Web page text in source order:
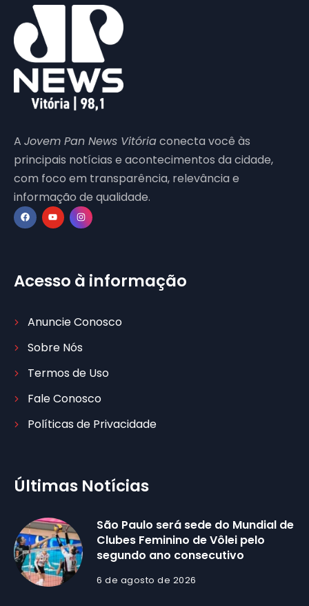
A Jovem Pan News Vitóriaconecta você às
principais notícias e acontecimentos da cidade,
com foco em transparência, relevância e
informação de qualidade.
Acesso à informação
Anuncie Conosco
Sobre Nós
Termos de Uso
Fale Conosco
Políticas de Privacidade
Últimas Notícias
São Paulo será sede do Mundial de
Clubes Feminino de Vôlei pelo
segundo ano consecutivo
6 de agosto de 2026